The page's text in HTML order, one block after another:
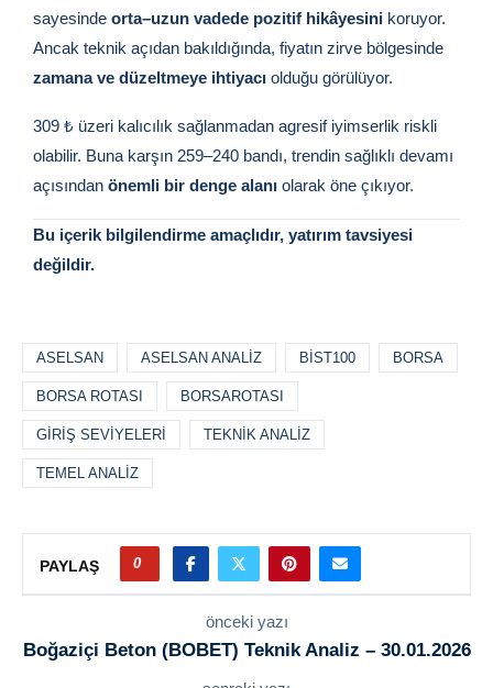
sayesinde orta–uzun vadede pozitif hikâyesini koruyor.
Ancak teknik açıdan bakıldığında, fiyatın zirve bölgesinde
zamana ve düzeltmeye ihtiyacı olduğu görülüyor.
309 ₺ üzeri kalıcılık sağlanmadan agresif iyimserlik riskli
olabilir. Buna karşın 259–240 bandı, trendin sağlıklı devamı
açısından önemli bir denge alanı olarak öne çıkıyor.
Bu içerik bilgilendirme amaçlıdır, yatırım tavsiyesi
değildir.
ASELSAN ASELSAN ANALIZ BIST100 BORSA
BORSA ROTASI BORSAROTASI
GIRIŞ SEVIYELERI TEKNIK ANALIZ
TEMEL ANALIZ
PAYLAŞ 0
önceki yazı
Boğaziçi Beton (BOBET) Teknik Analiz – 30.01.2026